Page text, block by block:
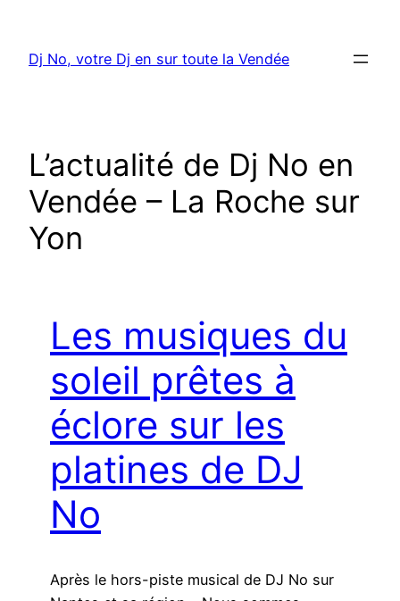
contenu
Dj No, votre Dj en sur toute la Vendée
L’actualité de Dj No en
Vendée – La Roche sur
Yon
Les musiques du
soleil prêtes à
éclore sur les
platines de DJ
No
Après le hors-piste musical de DJ No sur